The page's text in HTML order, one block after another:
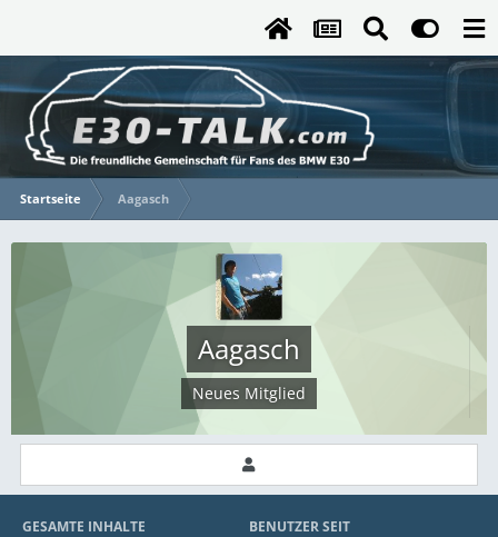
Startseite Aagasch
Aagasch
Neues Mitglied
GESAMTE INHALTE BENUTZER SEIT